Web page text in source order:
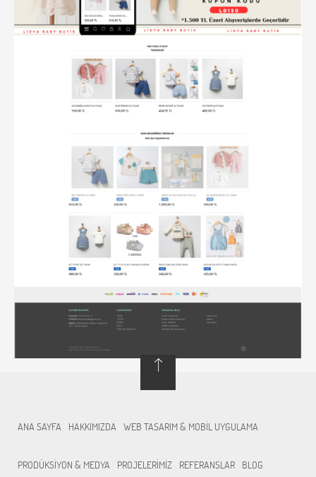
ANA SAYFA HAKKIMIZDA WEB TASARIM & MOBİL UYGULAMA
PRODÜKSİYON & MEDYA PROJELERİMİZ REFERANSLAR BLOG